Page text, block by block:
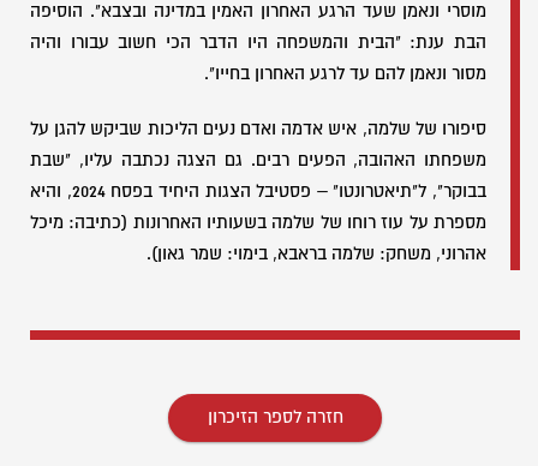
מוסרי ונאמן שעד הרגע האחרון האמין במדינה ובצבא". הוסיפה
הבת ענת: "הבית והמשפחה היו הדבר הכי חשוב עבורו והיה
מסור ונאמן להם עד לרגע האחרון בחייו".
סיפורו של שלמה, איש אדמה ואדם נעים הליכות שביקש להגן על
משפחתו האהובה, הפעים רבים. גם הצגה נכתבה עליו, "שבת
בבוקר", ל"תיאטרונטו" – פסטיבל הצגות היחיד בפסח 2024, והיא
מספרת על עוז רוחו של שלמה בשעותיו האחרונות (כתיבה: מיכל
אהרוני, משחק: שלמה בראבא, בימוי: שמר גאון).
חזרה לספר הזיכרון